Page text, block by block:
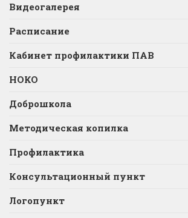
Видеогалерея
Расписание
Кабинет профилактики ПАВ
НОКО
Доброшкола
Методическая копилка
Профилактика
Консультационный пункт
Логопункт